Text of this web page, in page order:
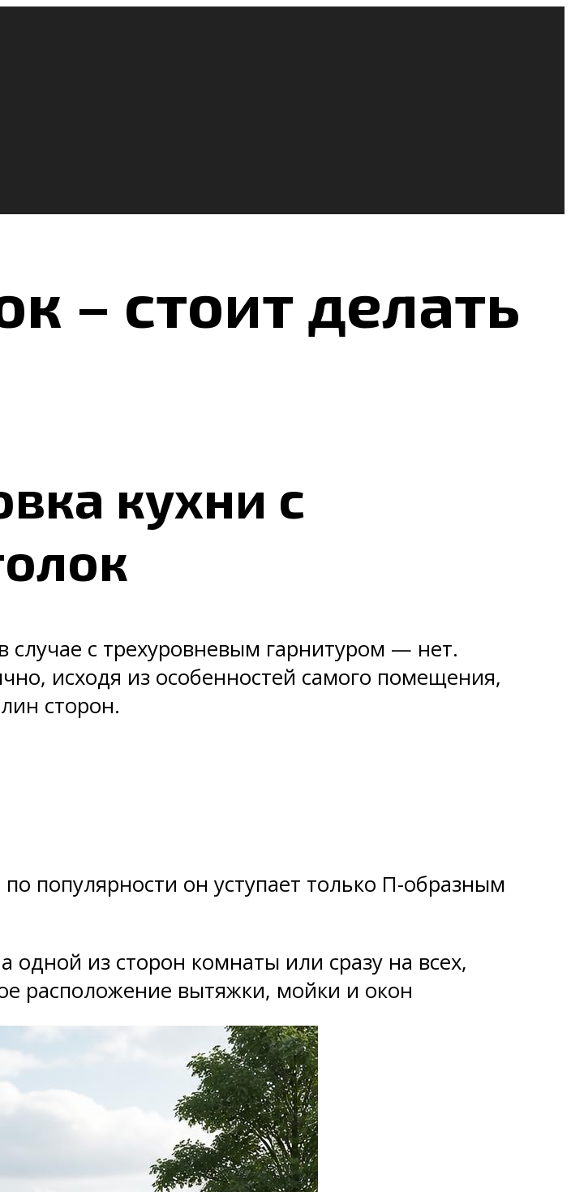
– стоит делать
кухни с
с трехуровневым гарнитуром — нет.
исходя из особенностей самого помещения,
сторон.
популярности он уступает только П-образным
из сторон комнаты или сразу на всех,
расположение вытяжки, мойки и окон